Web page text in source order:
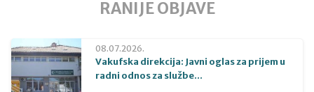
RANIJE OBJAVE
08.07.2026.
Vakufska direkcija: Javni oglas za prijem u
radni odnos za službe...